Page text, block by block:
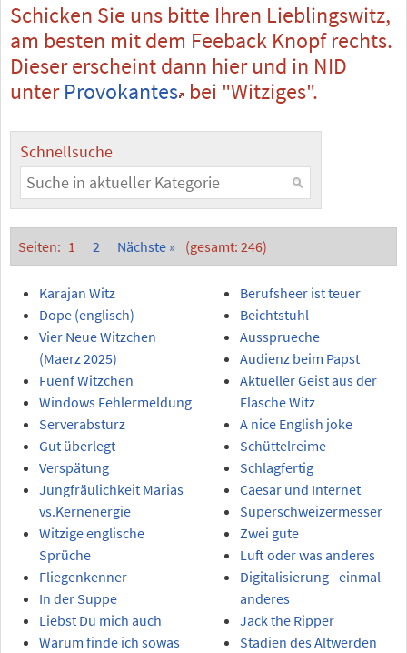
Schicken Sie uns bitte Ihren Lieblingswitz,
am besten mit dem Feeback Knopf rechts.
Dieser erscheint dann hier und in NID
unterProvokantes bei "Witziges".
Schnellsuche
Seiten: 1 2 Nächste » (gesamt: 246)
Karajan Witz
Dope (englisch)
Vier Neue Witzchen
(Maerz 2025)
Fuenf Witzchen
Windows Fehlermeldung
Serverabsturz
Gut überlegt
Verspätung
Jungfräulichkeit Marias
vs.Kernenergie
Witzige englische
Sprüche
Fliegenkenner
In der Suppe
Liebst Du mich auch
Warum finde ich sowas
Berufsheer ist teuer
Beichtstuhl
Aussprueche
Audienz beim Papst
Aktueller Geist aus der
Flasche Witz
A nice English joke
Schüttelreime
Schlagfertig
Caesar und Internet
Superschweizermesser
Zwei gute
Luft oder was anderes
Digitalisierung - einmal
anderes
Jack the Ripper
Stadien des Altwerden